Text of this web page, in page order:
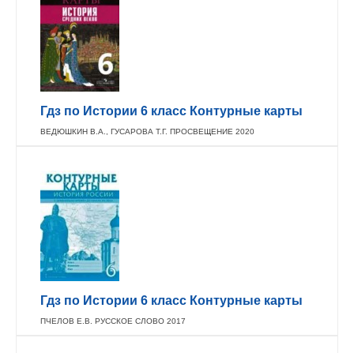
Гдз по Истории 6 класс Контурные карты
ВЕДЮШКИН В.А., ГУСАРОВА Т.Г. ПРОСВЕЩЕНИЕ 2020
Гдз по Истории 6 класс Контурные карты
ПЧЕЛОВ Е.В. РУССКОЕ СЛОВО 2017